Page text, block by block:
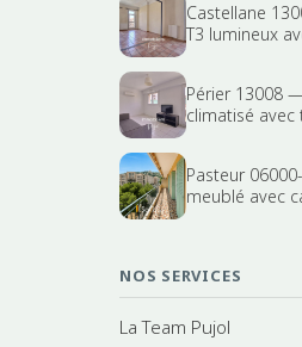
Castellane
T3 lumineux
Périer 13008
climatisé avec
Pasteur
meublé avec
NOS SERVICES
La Team Pujol